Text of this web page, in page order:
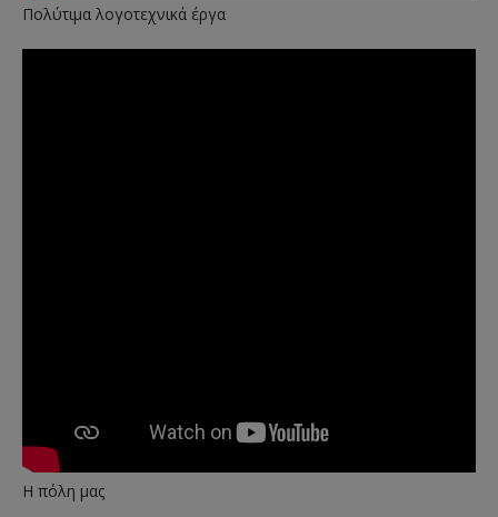
Πολύτιμα λογοτεχνικά έργα
Η πόλη μας